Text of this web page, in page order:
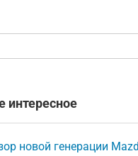
интересное
новой генерации